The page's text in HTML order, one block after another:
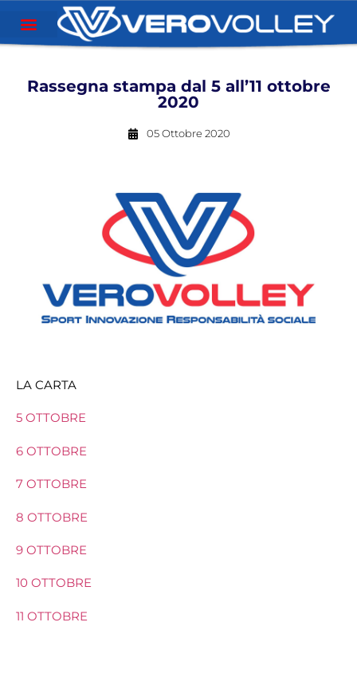
Rassegna stampa dal 5 all’11 ottobre
2020
05 Ottobre 2020
LA CARTA
5 OTTOBRE
6 OTTOBRE
7 OTTOBRE
8 OTTOBRE
9 OTTOBRE
10 OTTOBRE
11 OTTOBRE